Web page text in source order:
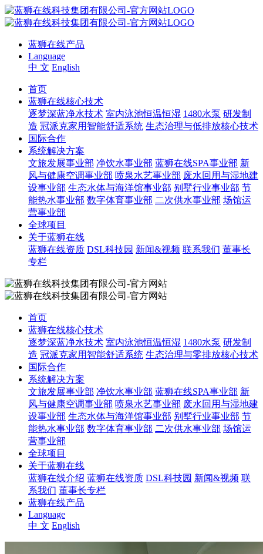
蓝狮在线产品
Language
中 文 English
首页
蓝狮在线核心技术
逐梦深蓝净水技术 室内泳池恒温恒湿 1480水泵 研发制
造 冠派克家用智能舒适系统 生态治理与低排放核心技术
国际合作
系统解决方案
文旅发展事业部 净饮水事业部 蓝狮在线SPA事业部 新
风与健康空调事业部 喷泉水艺事业部 废水回用与湿地建
设事业部 生态水体与海洋馆事业部 别墅行业事业部 节
能热水事业部 数字体育事业部 二次供水事业部 场馆运
营事业部
全球项目
关于蓝狮在线
蓝狮在线资质 DSL科技园 新闻&视频 联系我们 董事长
专栏
首页
蓝狮在线核心技术
逐梦深蓝净水技术 室内泳池恒温恒湿 1480水泵 研发制
造 冠派克家用智能舒适系统 生态治理与零排放核心技术
国际合作
系统解决方案
文旅发展事业部 净饮水事业部 蓝狮在线SPA事业部 新
风与健康空调事业部 喷泉水艺事业部 废水回用与湿地建
设事业部 生态水体与海洋馆事业部 别墅行业事业部 节
能热水事业部 数字体育事业部 二次供水事业部 场馆运
营事业部
全球项目
关于蓝狮在线
蓝狮在线介绍 蓝狮在线资质 DSL科技园 新闻&视频 联
系我们 董事长专栏
蓝狮在线产品
Language
中 文 English